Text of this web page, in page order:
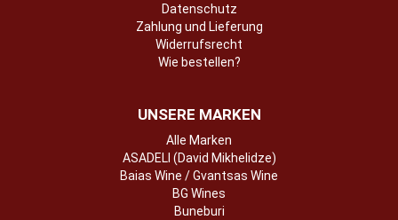
Datenschutz
Zahlung und Lieferung
Widerrufsrecht
Wie bestellen?
UNSERE MARKEN
Alle Marken
ASADELI (David Mikhelidze)
Baias Wine / Gvantsas Wine
BG Wines
Buneburi